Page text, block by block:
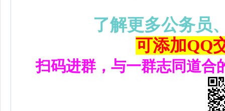
了解更多公务员
可添加QQ
扫码进群，与一群志同道合